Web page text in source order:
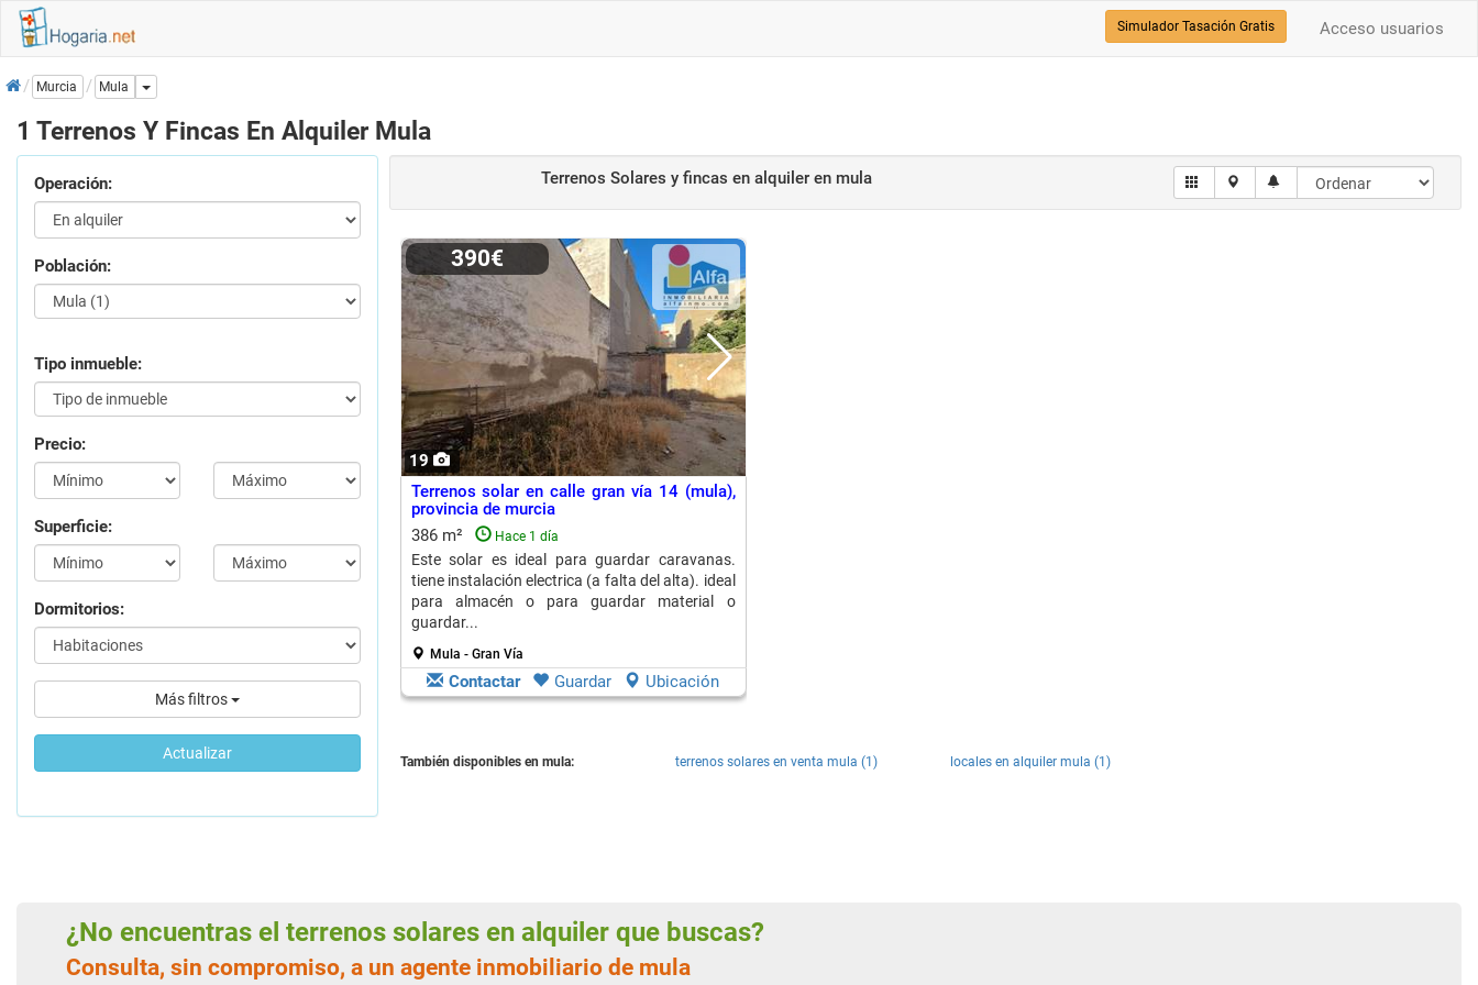
Acceso usuarios
Simulador Tasación Gratis
InicioMurcia Mula Dropdown
1 Terrenos Y Fincas En Alquiler Mula
Operación:
Población:
Tipo inmueble:
Precio:
Superficie:
Dormitorios:
Más filtros
Actualizar
Terrenos Solares y fincas en alquileren mula
19
390€
Terrenos solar en calle gran vía 14 (mula),
provincia de murcia
386 m²
Hace 1 día
Este solar es ideal para guardar caravanas.
tiene instalación electrica (a falta del alta). ideal
para almacén o para guardar material o
guardar...
Mula - Gran Vía
Contactar Guardar Ubicación
También disponibles en mula: terrenos solares en venta mula (1) locales en alquiler mula (1)
¿No encuentras el terrenos solares en alquiler que buscas?
Consulta, sin compromiso, a un agente inmobiliario de mula